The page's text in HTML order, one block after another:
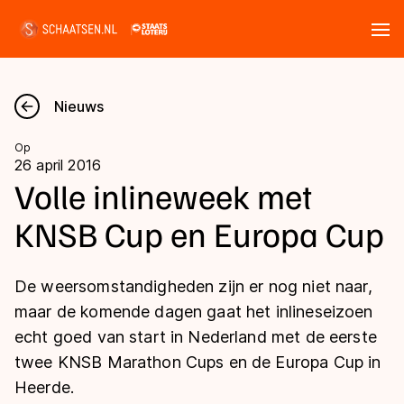
Nieuws
Kalender
Disciplines
Langebaan
Shorttrack
Inlineskaten
Uitslagen
Langebaan
Shorttrack
Marathon
Tijden & historie
Ranglijsten Langebaan
Nieuws
Op
26 april 2016
Volle inlineweek met
KNSB Cup en Europa Cup
De weersomstandigheden zijn er nog niet naar,
maar de komende dagen gaat het inlineseizoen
echt goed van start in Nederland met de eerste
twee KNSB Marathon Cups en de Europa Cup in
Heerde.